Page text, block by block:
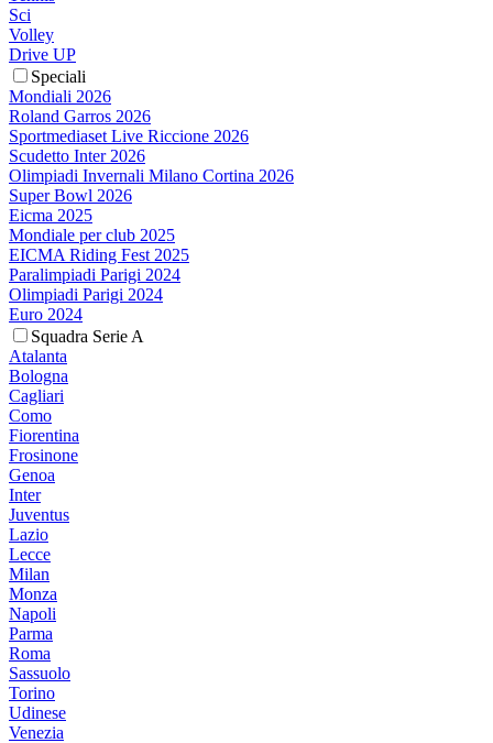
Sci
Volley
Drive UP
Speciali
Mondiali 2026
Roland Garros 2026
Sportmediaset Live Riccione 2026
Scudetto Inter 2026
Olimpiadi Invernali Milano Cortina 2026
Super Bowl 2026
Eicma 2025
Mondiale per club 2025
EICMA Riding Fest 2025
Paralimpiadi Parigi 2024
Olimpiadi Parigi 2024
Euro 2024
Squadra Serie A
Atalanta
Bologna
Cagliari
Como
Fiorentina
Frosinone
Genoa
Inter
Juventus
Lazio
Lecce
Milan
Monza
Napoli
Parma
Roma
Sassuolo
Torino
Udinese
Venezia